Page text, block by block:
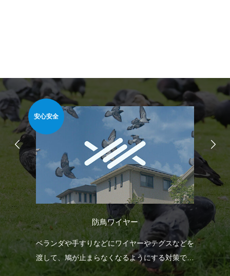
安心安全
防鳥ワイヤー
ベランダや手すりなどにワイヤーやテグスなどを
渡して、鳩が止まらなくなるようにする対策で
す。